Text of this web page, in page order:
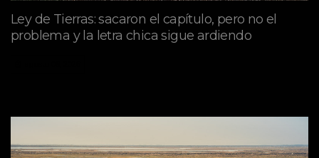
Ley de Tierras: sacaron el capítulo, pero no el
problema y la letra chica sigue ardiendo